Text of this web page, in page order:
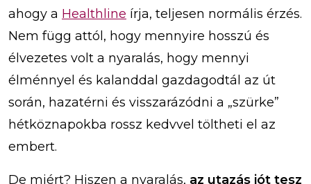
ahogy a Healthline írja, teljesen normális érzés.
Nem függ attól, hogy mennyire hosszú és
élvezetes volt a nyaralás, hogy mennyi
élménnyel és kalanddal gazdagodtál az út
során, hazatérni és visszarázódni a „szürke”
hétköznapokba rossz kedvvel töltheti el az
embert.
De miért? Hiszen a nyaralás, az utazás jót tesz